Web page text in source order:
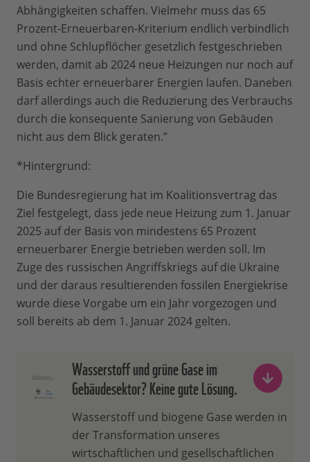
Abhängigkeiten schaffen. Vielmehr muss das 65
Prozent-Erneuerbaren-Kriterium endlich verbindlich
und ohne Schlupflöcher gesetzlich festgeschrieben
werden, damit ab 2024 neue Heizungen nur noch auf
Basis echter erneuerbarer Energien laufen. Daneben
darf allerdings auch die Reduzierung des Verbrauchs
durch die konsequente Sanierung von Gebäuden
nicht aus dem Blick geraten.”
*Hintergrund:
Die Bundesregierung hat im Koalitionsvertrag das
Ziel festgelegt, dass jede neue Heizung zum 1. Januar
2025 auf der Basis von mindestens 65 Prozent
erneuerbarer Energie betrieben werden soll. Im
Zuge des russischen Angriffskriegs auf die Ukraine
und der daraus resultierenden fossilen Energiekrise
wurde diese Vorgabe um ein Jahr vorgezogen und
soll bereits ab dem 1. Januar 2024 gelten.
Wasserstoff und grüne Gase im
Gebäudesektor? Keine gute Lösung.
Wasserstoff und biogene Gase werden in
der Transformation unseres
wirtschaftlichen und gesellschaftlichen